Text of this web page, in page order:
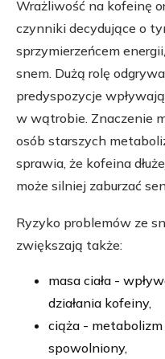
Wrażliwość na kofeinę
czynniki decydujące o
sprzymierzeńcem
snem. Dużą rolę
predyspozycje
w wątrobie. Znaczenie
osób starszych
sprawia, że kofeina
może silniej zaburzać
Ryzyko problemów ze
zwiększają także:
masa ciała -
działania kofeiny,
ciąża -
spowolniony,